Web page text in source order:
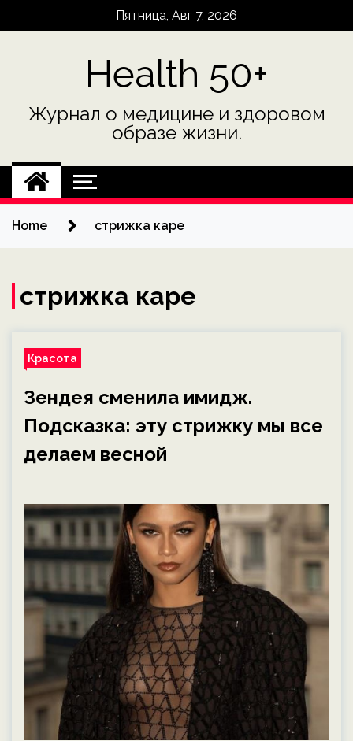
Пятница, Авг 7, 2026
Health 50+
Журнал о медицине и здоровом
образе жизни.
Home стрижка каре
стрижка каре
Красота
Зендея сменила имидж.
Подсказка: эту стрижку мы все
делаем весной